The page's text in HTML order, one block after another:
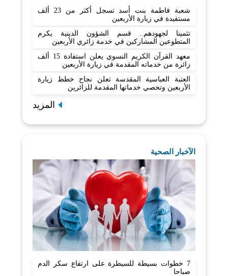
شعبة فاطمة بنت أسد تسجل أكثر من 23 ألف
مستفيدة في زيارة الأربعين
تثمينا لجهودهم.. قسم الشؤون الدينية يكرم
المتطوعين المشاركين في خدمة زائري الأربعين
معهد القرآن الكريم النسوي يعلن استفادة 15 ألف
زائرة من خدماته المقدمة في زيارة الأربعين
العتبة العباسية المقدسة تعلن نجاح خطط زيارة
الأربعين وتحصي خدماتها المقدمة للزائرين
المزيد
الآخبار الصحية
7 خطوات بسيطة للسيطرة على ارتفاع سكر الدم
صباحا